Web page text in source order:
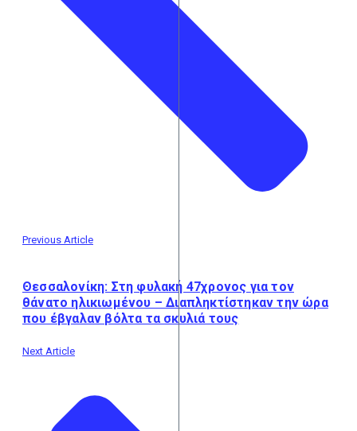
Previous Article
Θεσσαλονίκη: Στη φυλακή 47χρονος για τον
θάνατο ηλικιωμένου – Διαπληκτίστηκαν την ώρα
που έβγαλαν βόλτα τα σκυλιά τους
Next Article